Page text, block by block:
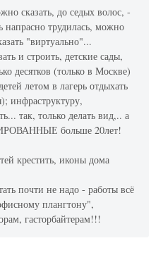
сказать, до седых волос, -
трудилась, можно
"виртуально"...
и строить, детские сады,
десятков (только в Москве)
летом в лагерь отдыхать
инфраструктуру,
так, только делать вид,.. а
больше 20лет!
крестить, иконы дома
почти не надо - работы всё
плангтону",
гасторбайтерам!!!